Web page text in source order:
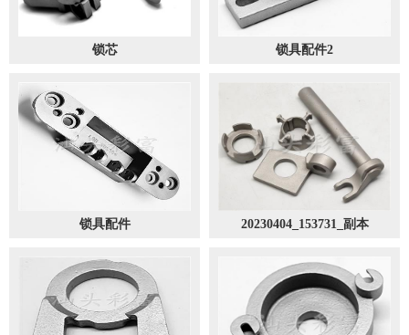
锁芯 锁具配件2
锁具配件 20230404_153731_副本